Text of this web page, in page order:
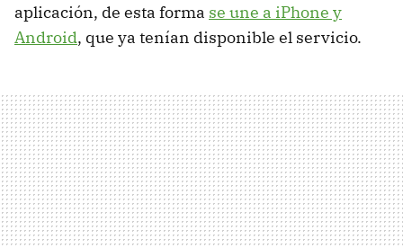
aplicación, de esta forma se une a iPhone y
Android, que ya tenían disponible el servicio.